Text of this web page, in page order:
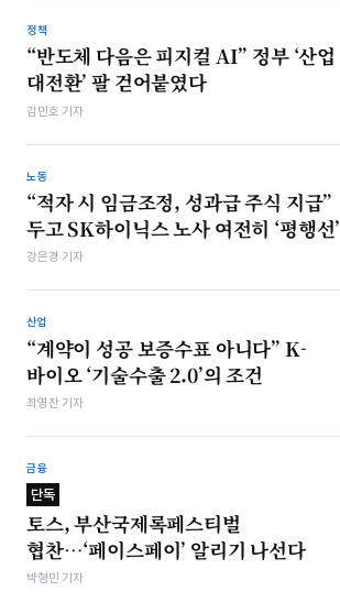
정책
“반도체 다음은 피지컬 AI” 정부 ‘산업
대전환’ 팔 걷어붙였다
김민호 기자
노동
“적자 시 임금조정, 성과급 주식 지급”
두고 SK하이닉스 노사 여전히 ‘평행선’
강은경 기자
산업
“계약이 성공 보증수표 아니다” K-
바이오 ‘기술수출 2.0’의 조건
최영찬 기자
금융
단독
토스, 부산국제록페스티벌
협찬…‘페이스페이’ 알리기 나선다
박형민 기자